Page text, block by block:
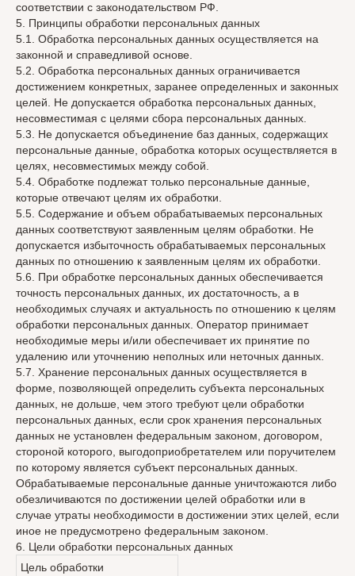
соответствии с законодательством РФ.
5. Принципы обработки персональных данных
5.1. Обработка персональных данных осуществляется на
законной и справедливой основе.
5.2. Обработка персональных данных ограничивается
достижением конкретных, заранее определенных и законных
целей. Не допускается обработка персональных данных,
несовместимая с целями сбора персональных данных.
5.3. Не допускается объединение баз данных, содержащих
персональные данные, обработка которых осуществляется в
целях, несовместимых между собой.
5.4. Обработке подлежат только персональные данные,
которые отвечают целям их обработки.
5.5. Содержание и объем обрабатываемых персональных
данных соответствуют заявленным целям обработки. Не
допускается избыточность обрабатываемых персональных
данных по отношению к заявленным целям их обработки.
5.6. При обработке персональных данных обеспечивается
точность персональных данных, их достаточность, а в
необходимых случаях и актуальность по отношению к целям
обработки персональных данных. Оператор принимает
необходимые меры и/или обеспечивает их принятие по
удалению или уточнению неполных или неточных данных.
5.7. Хранение персональных данных осуществляется в
форме, позволяющей определить субъекта персональных
данных, не дольше, чем этого требуют цели обработки
персональных данных, если срок хранения персональных
данных не установлен федеральным законом, договором,
стороной которого, выгодоприобретателем или поручителем
по которому является субъект персональных данных.
Обрабатываемые персональные данные уничтожаются либо
обезличиваются по достижении целей обработки или в
случае утраты необходимости в достижении этих целей, если
иное не предусмотрено федеральным законом.
6. Цели обработки персональных данных
Цель обработки